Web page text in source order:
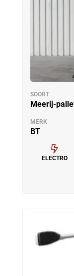
SOORT
Meerij-
MERK
BT
ELECTRO